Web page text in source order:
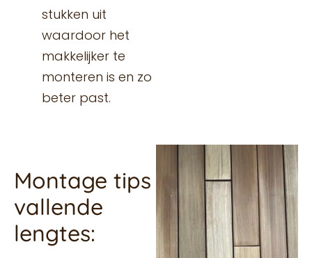
stukken uit
waardoor het
makkelijker te
monteren is en zo
beter past.
Montage tips
vallende
lengtes: